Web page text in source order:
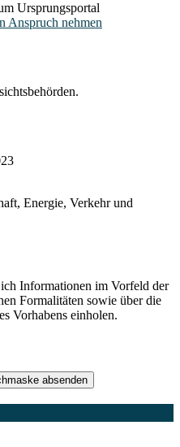
Ursprungsportal
Anspruch nehmen
Energie, Verkehr und
Informationen im Vorfeld der
Formalitäten sowie über die
Vorhabens einholen.
absenden